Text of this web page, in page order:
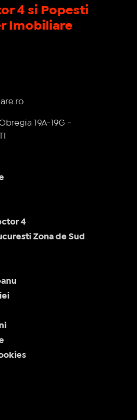
4 si Popesti
Imobiliare
19A-19G -
4
Zona de Sud